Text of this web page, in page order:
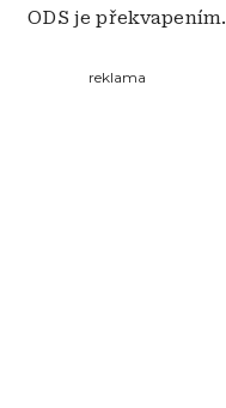
ODS je překvapením.
reklama